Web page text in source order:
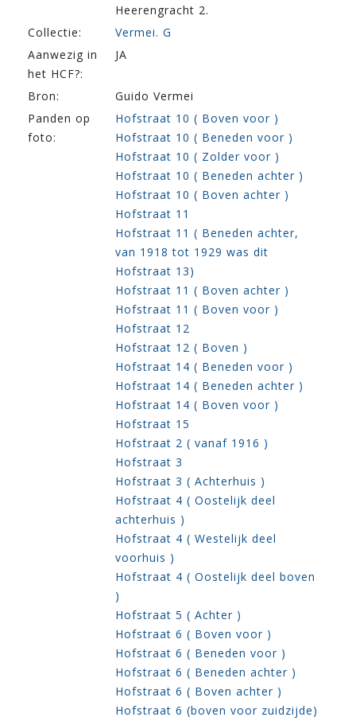
Heerengracht 2.
Collectie:
Vermei. G
Aanwezig in
het HCF?:
JA
Bron:
Guido Vermei
Panden op
foto:
Hofstraat 10 ( Boven voor )
Hofstraat 10 ( Beneden voor )
Hofstraat 10 ( Zolder voor )
Hofstraat 10 ( Beneden achter )
Hofstraat 10 ( Boven achter )
Hofstraat 11
Hofstraat 11 ( Beneden achter,
van 1918 tot 1929 was dit
Hofstraat 13)
Hofstraat 11 ( Boven achter )
Hofstraat 11 ( Boven voor )
Hofstraat 12
Hofstraat 12 ( Boven )
Hofstraat 14 ( Beneden voor )
Hofstraat 14 ( Beneden achter )
Hofstraat 14 ( Boven voor )
Hofstraat 15
Hofstraat 2 ( vanaf 1916 )
Hofstraat 3
Hofstraat 3 ( Achterhuis )
Hofstraat 4 ( Oostelijk deel
achterhuis )
Hofstraat 4 ( Westelijk deel
voorhuis )
Hofstraat 4 ( Oostelijk deel boven
)
Hofstraat 5 ( Achter )
Hofstraat 6 ( Boven voor )
Hofstraat 6 ( Beneden voor )
Hofstraat 6 ( Beneden achter )
Hofstraat 6 ( Boven achter )
Hofstraat 6 (boven voor zuidzijde)